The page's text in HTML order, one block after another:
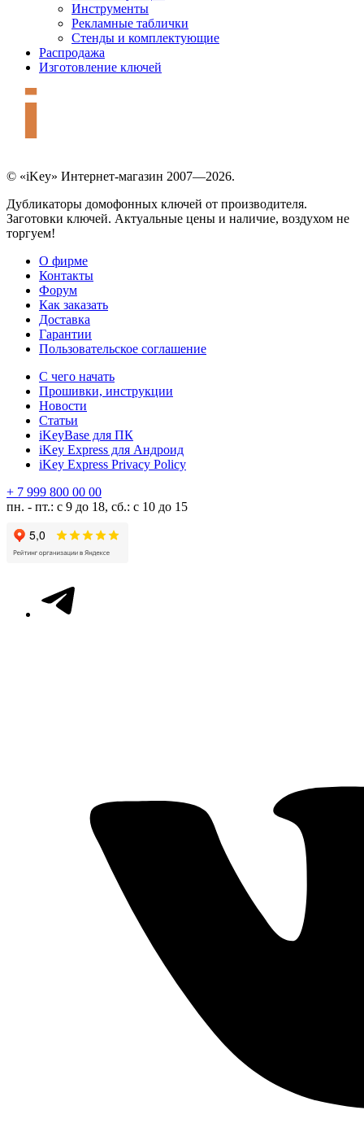
Инструменты
Рекламные таблички
Стенды и комплектующие
Распродажа
Изготовление ключей
© «iKey» Интернет-магазин 2007—2026.
Дубликаторы домофонных ключей от производителя.
Заготовки ключей. Актуальные цены и наличие, воздухом не
торгуем!
О фирме
Контакты
Форум
Как заказать
Доставка
Гарантии
Пользовательское соглашение
С чего начать
Прошивки, инструкции
Новости
Статьи
iKeyBase для ПК
iKey Express для Андроид
iKey Express Privacy Policy
+ 7 999 800 00 00
пн. - пт.: с 9 до 18, сб.: с 10 до 15